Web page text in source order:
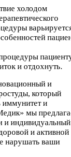
холодом
и отдохнуть.
и
который
иммунитет и
мы
и индивидуальный
и активной
нарушать ваши